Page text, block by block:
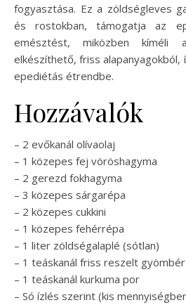
fogyasztása. Ez a zöldségleves
és rostokban, támogatja az
emésztést, miközben kíméli
elkészíthető, friss alapanyagokból,
epediétás étrendbe.
Hozzávalók
– 2 evőkanál olívaolaj
– 1 közepes fej vöröshagyma
– 2 gerezd fokhagyma
– 3 közepes sárgarépa
– 2 közepes cukkini
– 1 közepes fehérrépa
– 1 liter zöldségalaplé (sótlan)
– 1 teáskanál friss reszelt gyömbér
– 1 teáskanál kurkuma por
– Só ízlés szerint (kis